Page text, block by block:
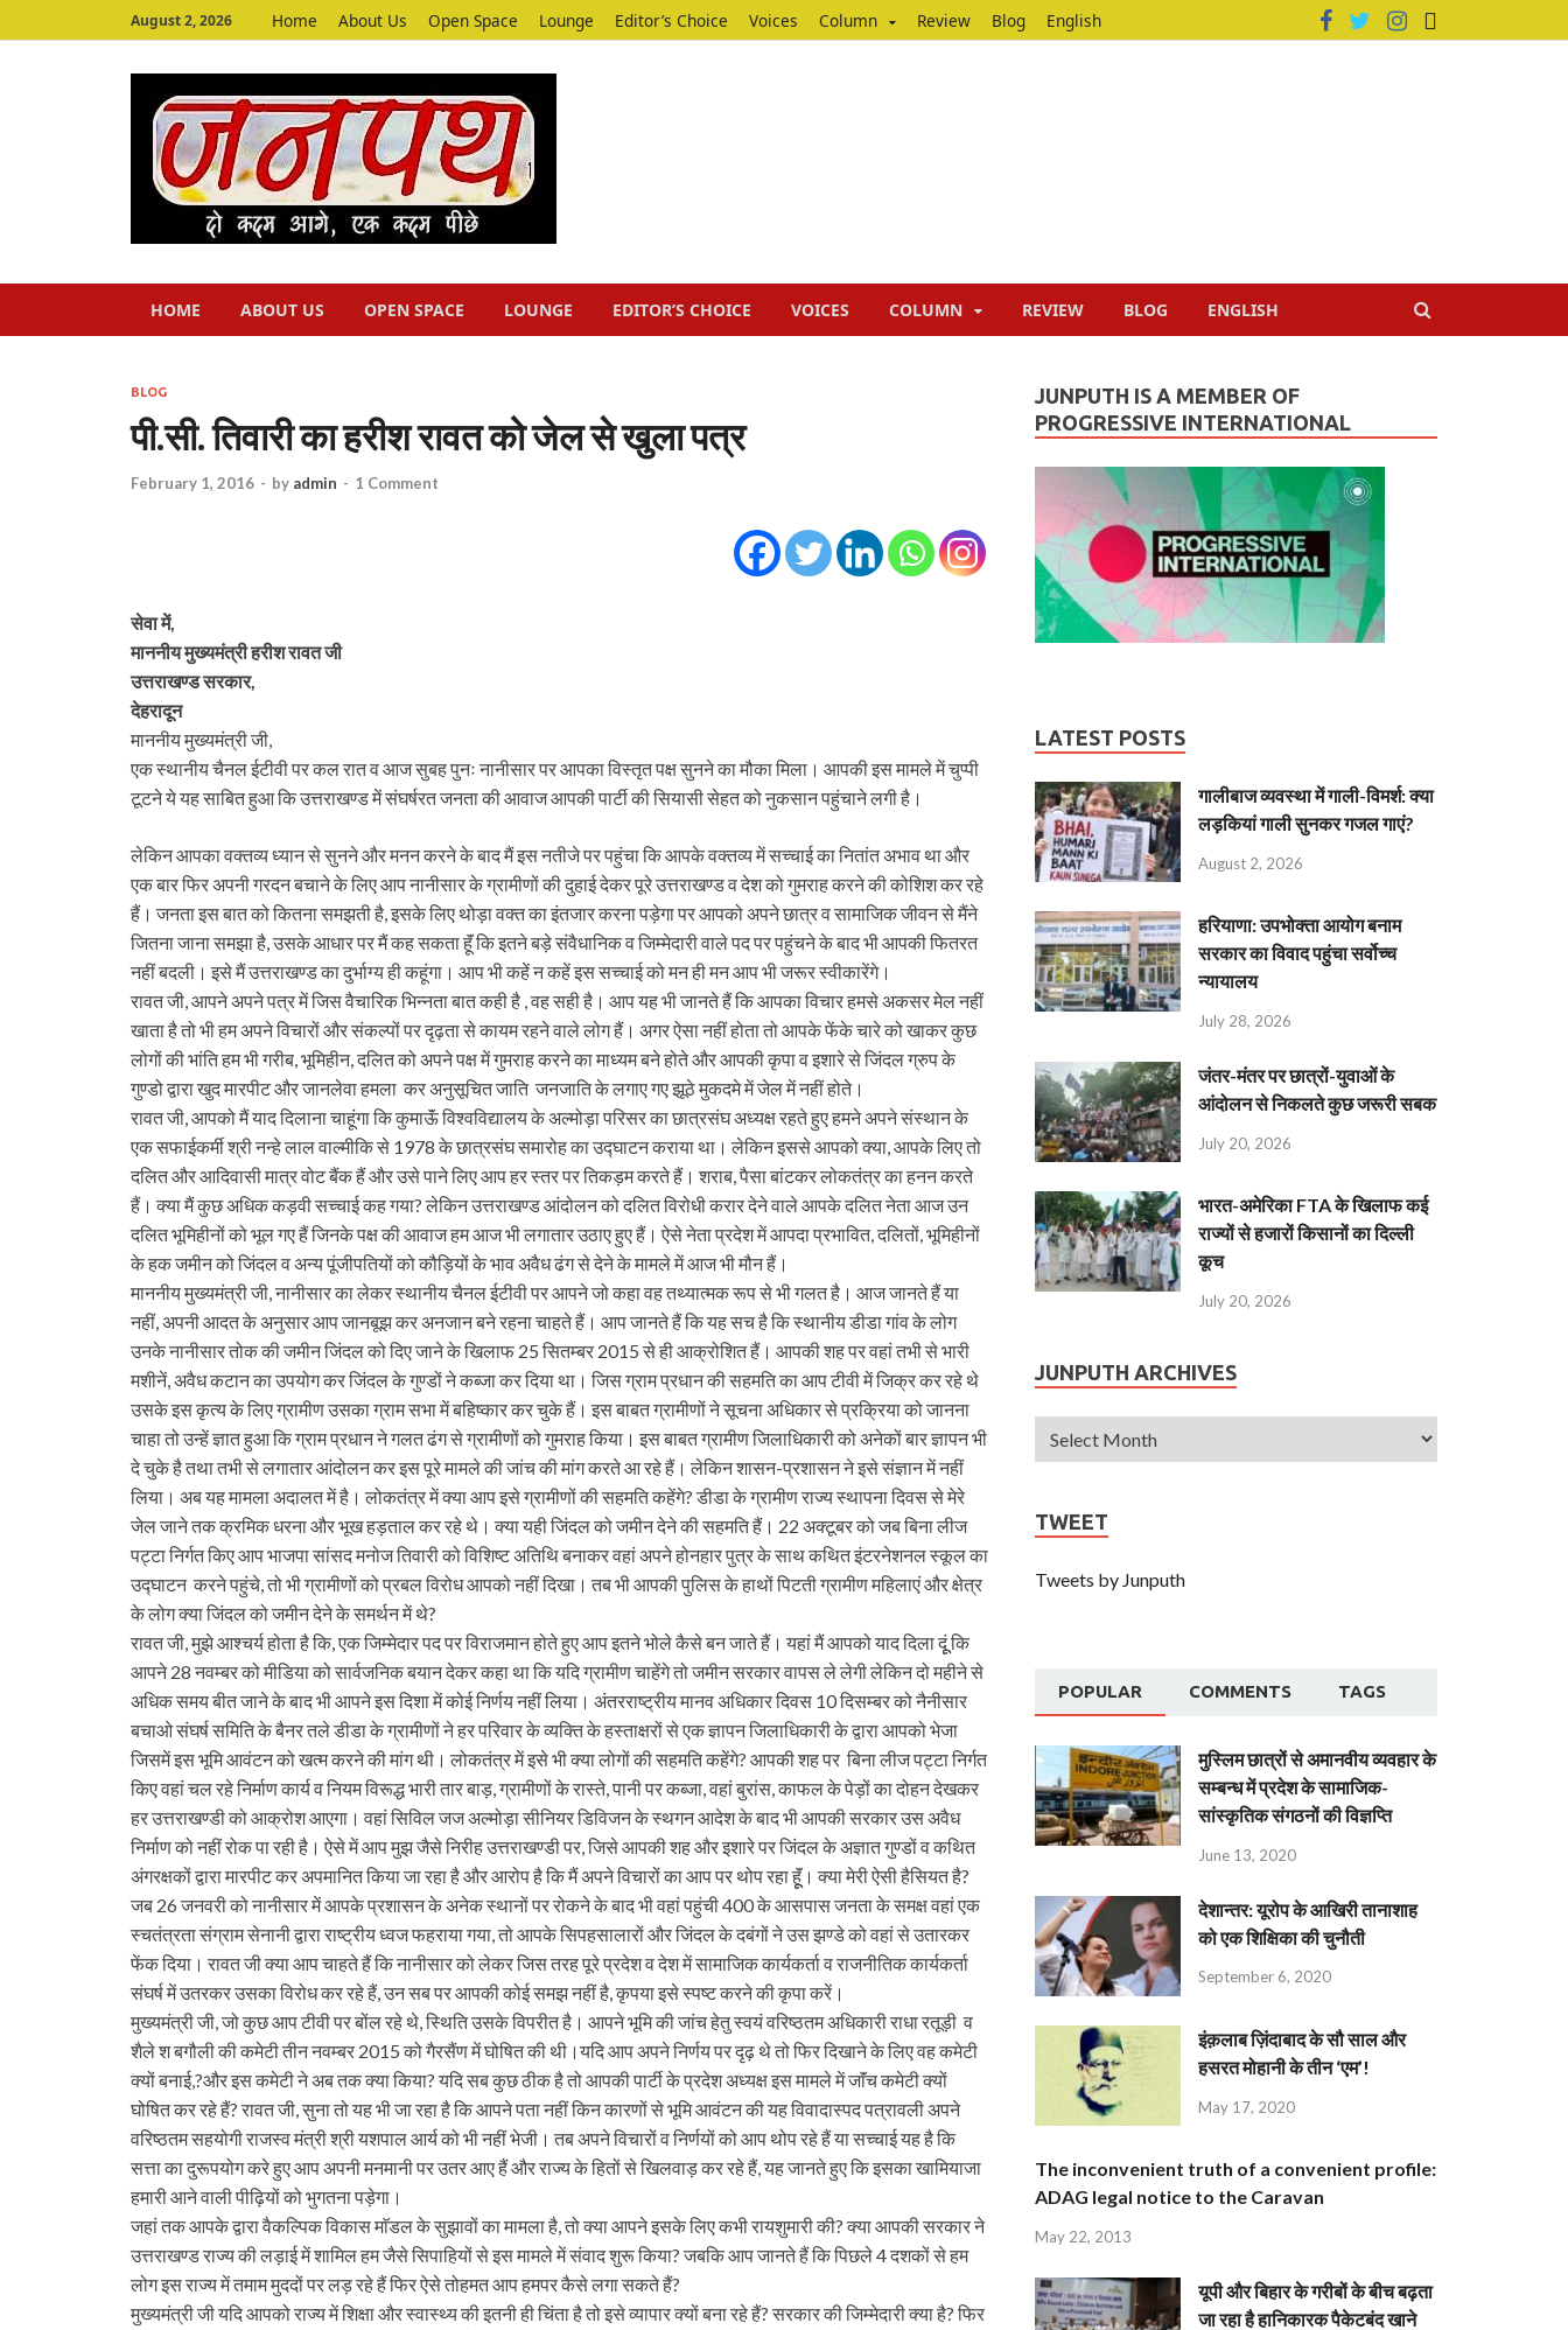
August 2, 2026 Home About Us Open Space Lounge Editor’s Choice Voices Column Review Blog English
HOME ABOUT US OPEN SPACE LOUNGE EDITOR’S CHOICE VOICES COLUMN REVIEW BLOG ENGLISH
BLOG
पी.सी. तिवारी का हरीश रावत को जेल से खुला पत्र
February 1, 2016 - by admin - 1 Comment
सेवा में,
माननीय मुख्यमंत्री हरीश रावत जी
उत्तराखण्ड सरकार,
देहरादून
माननीय मुख्यमंत्री जी,
एक स्थानीय चैनल ईटीवी पर कल रात व आज सुबह पुनः नानीसार पर आपका विस्तृत पक्ष सुनने का मौका मिला। आपकी इस मामले में चुप्पी
टूटने ये यह साबित हुआ कि उत्तराखण्ड में संघर्षरत जनता की आवाज आपकी पार्टी की सियासी सेहत को नुकसान पहुंचाने लगी है।
लेकिन आपका वक्तव्य ध्यान से सुनने और मनन करने के बाद मैं इस नतीजे पर पहुंचा कि आपके वक्तव्य में सच्चाई का नितांत अभाव था और
एक बार फिर अपनी गरदन बचाने के लिए आप नानीसार के ग्रामीणों की दुहाई देकर पूरे उत्तराखण्ड व देश को गुमराह करने की कोशिश कर रहे
हैं। जनता इस बात को कितना समझती है, इसके लिए थोड़ा वक्त का इंतजार करना पड़ेगा पर आपको अपने छात्र व सामाजिक जीवन से मैंने
जितना जाना समझा है, उसके आधार पर मैं कह सकता हूॅं कि इतने बड़े संवैधानिक व जिम्मेदारी वाले पद पर पहुंचने के बाद भी आपकी फितरत
नहीं बदली। इसे मैं उत्तराखण्ड का दुर्भाग्य ही कहूंगा। आप भी कहें न कहें इस सच्चाई को मन ही मन आप भी जरूर स्वीकारेंगे।
रावत जी, आपने अपने पत्र में जिस वैचारिक भिन्नता बात कही है , वह सही है। आप यह भी जानते हैं कि आपका विचार हमसे अकसर मेल नहीं
खाता है तो भी हम अपने विचारों और संकल्पों पर दृढ़ता से कायम रहने वाले लोग हैं। अगर ऐसा नहीं होता तो आपके फेंके चारे को खाकर कुछ
लोगों की भांति हम भी गरीब, भूमिहीन, दलित को अपने पक्ष में गुमराह करने का माध्यम बने होते और आपकी कृपा व इशारे से जिंदल ग्रुप के
गुण्डो द्वारा खुद मारपीट और जानलेवा हमला कर अनुसूचित जाति जनजाति के लगाए गए झूठे मुकदमे में जेल में नहीं होते।
रावत जी, आपको मैं याद दिलाना चाहूंगा कि कुमाऊॅं विश्‍वविद्यालय के अल्मोड़ा परिसर का छात्रसंघ अध्यक्ष रहते हुए हमने अपने संस्थान के
एक सफाईकर्मी श्री नन्हे लाल वाल्‍मीकि से 1978 के छात्रसंघ समारोह का उद्घाटन कराया था। लेकिन इससे आपको क्या, आपके लिए तो
दलित और आदिवासी मात्र वोट बैंक हैं और उसे पाने लिए आप हर स्तर पर तिकड़म करते हैं। शराब, पैसा बांटकर लोकतंत्र का हनन करते
हैं। क्या मैं कुछ अधिक कड़वी सच्चाई कह गया? लेकिन उत्तराखण्ड आंदोलन को दलित विरोधी करार देने वाले आपके दलित नेता आज उन
दलित भूमिहीनों को भूल गए हैं जिनके पक्ष की आवाज हम आज भी लगातार उठाए हुए हैं। ऐसे नेता प्रदेश में आपदा प्रभावित, दलितों, भूमिहीनों
के हक जमीन को जिंदल व अन्य पूंजीपतियों को कौड़ियों के भाव अवैध ढंग से देने के मामले में आज भी मौन हैं।
माननीय मुख्यमंत्री जी, नानीसार का लेकर स्थानीय चैनल ईटीवी पर आपने जो कहा वह तथ्यात्मक रूप से भी गलत है। आज जानते हैं या
नहीं, अपनी आदत के अनुसार आप जानबूझ कर अनजान बने रहना चाहते हैं। आप जानते हैं कि यह सच है कि स्थानीय डीडा गांव के लोग
उनके नानीसार तोक की जमीन जिंदल को दिए जाने के खिलाफ 25 सितम्बर 2015 से ही आक्रोशित हैं। आपकी शह पर वहां तभी से भारी
मशीनें, अवैध कटान का उपयोग कर जिंदल के गुण्डों ने कब्जा कर दिया था। जिस ग्राम प्रधान की सहमति का आप टीवी में जिक्र कर रहे थे
उसके इस कृत्य के लिए ग्रामीण उसका ग्राम सभा में बहिष्‍कार कर चुके हैं। इस बाबत ग्रामीणों ने सूचना अधिकार से प्रक्रिया को जानना
चाहा तो उन्हें ज्ञात हुआ कि ग्राम प्रधान ने गलत ढंग से ग्रामीणों को गुमराह किया। इस बाबत ग्रामीण जिलाधिकारी को अनेकों बार ज्ञापन भी
दे चुके है तथा तभी से लगातार आंदोलन कर इस पूरे मामले की जांच की मांग करते आ रहे हैं। लेकिन शासन-प्रशासन ने इसे संज्ञान में नहीं
लिया। अब यह मामला अदालत में है। लोकतंत्र में क्या आप इसे ग्रामीणों की सहमति कहेंगे? डीडा के ग्रामीण राज्य स्थापना दिवस से मेरे
जेल जाने तक क्रमिक धरना और भूख हड़ताल कर रहे थे। क्या यही जिंदल को जमीन देने की सहमति हैं। 22 अक्टूबर को जब बिना लीज
पट्टा निर्गत किए आप भाजपा सांसद मनोज तिवारी को विशिष्‍ट अतिथि बनाकर वहां अपने होनहार पुत्र के साथ कथित इंटरनेशनल स्कूल का
उद्घाटन करने पहुंचे, तो भी ग्रामीणों को प्रबल विरोध आपको नहीं दिखा। तब भी आपकी पुलिस के हाथों पिटती ग्रामीण महिलाएं और क्षेत्र
के लोग क्या जिंदल को जमीन देने के समर्थन में थे?
रावत जी, मुझे आश्‍चर्य होता है कि, एक जिम्मेदार पद पर विराजमान होते हुए आप इतने भोले कैसे बन जाते हैं। यहां मैं आपको याद दिला दूूं कि
आपने 28 नवम्बर को मीडिया को सार्वजनिक बयान देकर कहा था कि यदि ग्रामीण चाहेंगे तो जमीन सरकार वापस ले लेगी लेकिन दो महीने से
अधिक समय बीत जाने के बाद भी आपने इस दिशा में कोई निर्णय नहीं लिया। अंतरराष्‍ट्रीय मानव अधिकार दिवस 10 दिसम्बर को नैनीसार
बचाओ संघर्ष समिति के बैनर तले डीडा के ग्रामीणों ने हर परिवार के व्यक्ति के हस्ताक्षरों से एक ज्ञापन जिलाधिकारी के द्वारा आपको भेजा
जिसमें इस भूमि आवंटन को खत्म करने की मांग थी। लोकतंत्र में इसे भी क्या लोगों की सहमति कहेंगे? आपकी शह पर बिना लीज पट्टा निर्गत
किए वहां चल रहे निर्माण कार्य व नियम विरूद्ध भारी तार बाड़, ग्रामीणों के रास्ते, पानी पर कब्जा, वहां बुरांस, काफल के पेड़ों का दोहन देखकर
हर उत्तराखण्डी को आक्रोश आएगा। वहां सिविल जज अल्मोड़ा सीनियर डिविजन के स्थगन आदेश के बाद भी आपकी सरकार उस अवैध
निर्माण को नहीं रोक पा रही है। ऐसे में आप मुझ जैसे निरीह उत्तराखण्डी पर, जिसे आपकी शह और इशारे पर जिंदल के अज्ञात गुण्डों व कथित
अंगरक्षकों द्वारा मारपीट कर अपमानित किया जा रहा है और आरोप है कि मैं अपने विचारों का आप पर थोप रहा हूूॅं। क्या मेरी ऐसी हैसियत है?
जब 26 जनवरी को नानीसार में आपके प्रशासन के अनेक स्थानों पर रोकने के बाद भी वहां पहुंची 400 के आसपास जनता के समक्ष वहां एक
स्‍चतंत्रता संग्राम सेनानी द्वारा राष्‍ट्रीय ध्वज फहराया गया, तो आपके सिपहसालारों और जिंदल के दबंगों ने उस झण्डे को वहां से उतारकर
फेंक दिया। रावत जी क्या आप चाहते हैं कि नानीसार को लेकर जिस तरह पूरे प्रदेश व देश में सामाजिक कार्यकर्ता व राजनीतिक कार्यकर्ता
संघर्ष में उतरकर उसका विरोध कर रहे हैं, उन सब पर आपकी कोई समझ नहीं है, कृपया इसे स्पष्‍ट करने की कृपा करें।
मुख्यमंत्री जी, जो कुछ आप टीवी पर बोंल रहे थे, स्थिति उसके विपरीत है। आपने भूमि की जांच हेतु स्वयं वरिष्‍ठतम अधिकारी राधा रतूड़ी व
शैले श बगौली की कमेटी तीन नवम्बर 2015 को गैरसैंण में घोषित की थी।यदि आप अपने निर्णय पर दृढ़ थे तो फिर दिखाने के लिए वह कमेटी
क्यों बनाई,?और इस कमेटी ने अब तक क्या किया? यदि सब कुछ ठीक है तो आपकी पार्टी के प्रदेश अध्यक्ष इस मामले में जाॅंच कमेटी क्यों
घोषित कर रहे हैं? रावत जी, सुना तो यह भी जा रहा है कि आपने पता नहीं किन कारणों से भूमि आवंटन की यह विवादास्पद पत्रावली अपने
वरिष्‍ठतम सहयोगी राजस्व मंत्री श्री यशपाल आर्य को भी नहीं भेजी। तब अपने विचारों व निर्णयों को आप थोप रहे हैं या सच्चाई यह है कि
सत्ता का दुरूपयोग करे हुए आप अपनी मनमानी पर उतर आए हैं और राज्य के हितों से खिलवाड़ कर रहे हैं, यह जानते हुए कि इसका खामियाजा
हमारी आने वाली पीढ़ियों को भुगतना पड़ेगा।
जहां तक आपके द्वारा वैकल्पिक विकास माॅडल के सुझावों का मामला है, तो क्या आपने इसके लिए कभी रायशुमारी की? क्या आपकी सरकार ने
उत्तराखण्ड राज्य की लड़ाई में शामिल हम जैसे सिपाहियों से इस मामले में संवाद शुरू किया? जबकि आप जानते हैं कि पिछले 4 दशकों से हम
लोग इस राज्य में तमाम मुददों पर लड़ रहे हैं फिर ऐसे तोहमत आप हमपर कैसे लगा सकते हैं?
मुख्यमंत्री जी यदि आपको राज्य में शिक्षा और स्वास्थ्य की इतनी ही चिंता है तो इसे व्यापार क्यों बना रहे हैं? सरकार की जिम्मेदारी क्या है? फिर
JUNPUTH IS A MEMBER OF
PROGRESSIVE INTERNATIONAL
LATEST POSTS
गालीबाज व्‍यवस्‍था में गाली-विमर्श: क्या
लड़कियां गाली सुनकर गजल गाएं?
August 2, 2026
हरियाणा: उपभोक्ता आयोग बनाम
सरकार का विवाद पहुंचा सर्वोच्च
न्यायालय
July 28, 2026
जंतर-मंतर पर छात्रों-युवाओं के
आंदोलन से निकलते कुछ जरूरी सबक
July 20, 2026
भारत-अमेरिका FTA के खिलाफ कई
राज्यों से हजारों किसानों का दिल्ली
कूच
July 20, 2026
JUNPUTH ARCHIVES
TWEET
Tweets by Junputh
POPULAR COMMENTS TAGS
मुस्लिम छात्रों से अमानवीय व्यवहार के
सम्बन्ध में प्रदेश के सामाजिक-
सांस्कृतिक संगठनों की विज्ञप्ति
June 13, 2020
देशान्‍तर: यूरोप के आखिरी तानाशाह
को एक शिक्षिका की चुनौती
September 6, 2020
इंक़लाब ज़िंदाबाद के सौ साल और
हसरत मोहानी के तीन ‘एम’!
May 17, 2020
The inconvenient truth of a convenient profile:
ADAG legal notice to the Caravan
May 22, 2013
यूपी और बिहार के गरीबों के बीच बढ़ता
जा रहा है हानिकारक पैकेटबंद खाने